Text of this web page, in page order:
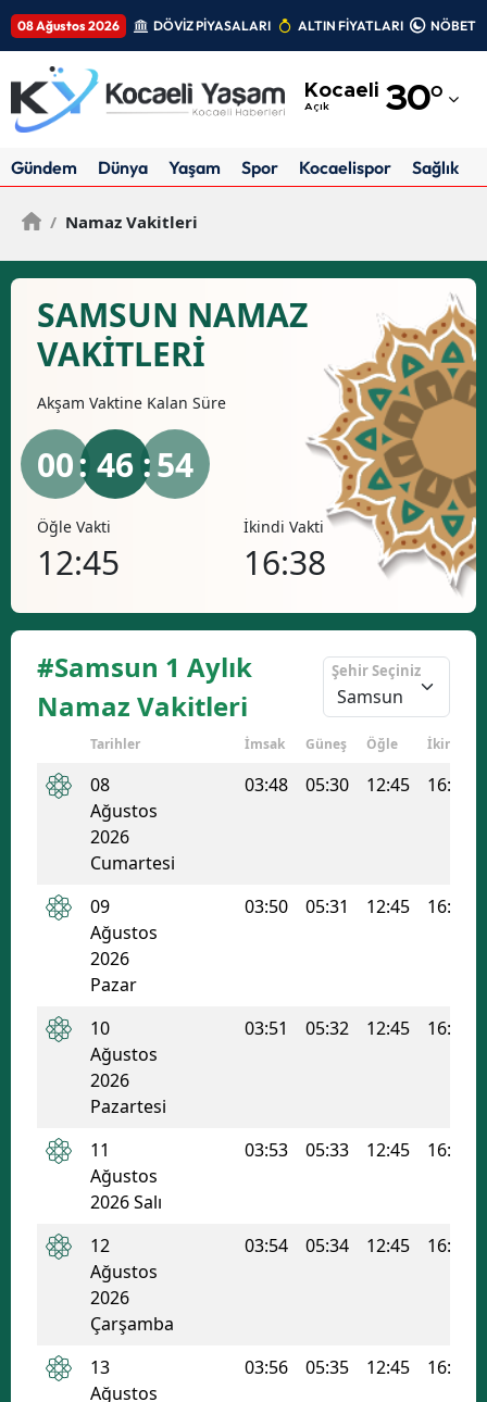
08 Ağustos 2026 DÖVİZ PİYASALARI ALTIN FİYATLARI
Kocaeli
Açık 30°
Adıyaman
Antalya
Artvin
Aydın
Balıkesir
Bilecik
Burdur
Çanakkale
Denizli
Hakkari
Gündem Dünya Yaşam Spor Kocaelispor Sağlık
/ Namaz Vakitleri
SAMSUN NAMAZ
VAKİTLERİ
Akşam Vaktine Kalan Süre
00: 46 :53
Öğle Vakti
12:45
İkindi Vakti
16:38
#Samsun 1 Aylık
Namaz Vakitleri
Şehir Seçiniz
Tarihler İmsak Güneş Öğle İkindi
08
Ağustos
2026
Cumartesi
03:48 05:30 12:45 16:38
09
Ağustos
2026
Pazar
03:50 05:31 12:45 16:37
10
Ağustos
2026
Pazartesi
03:51 05:32 12:45 16:37
11
Ağustos
2026 Salı
03:53 05:33 12:45 16:36
12
Ağustos
2026
Çarşamba
03:54 05:34 12:45 16:36
13
Ağustos
03:56 05:35 12:45 16:35